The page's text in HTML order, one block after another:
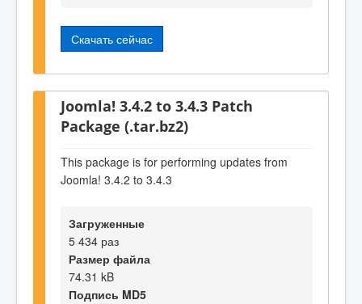
Скачать сейчас
Joomla! 3.4.2 to 3.4.3 Patch
Package (.tar.bz2)
This package is for performing updates from
Joomla! 3.4.2 to 3.4.3
Загруженные
5 434 раз
Размер файла
74.31 kB
Подпись MD5